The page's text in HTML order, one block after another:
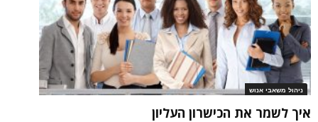
ניהול משאבי אנוש
איך לשמר את הכישרון העליון